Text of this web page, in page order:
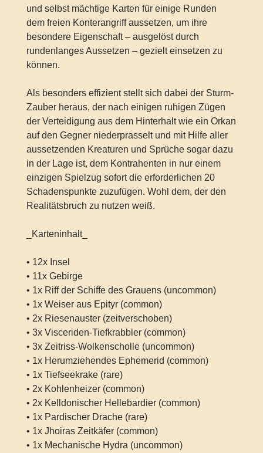
und selbst mächtige Karten für einige Runden
dem freien Konterangriff aussetzen, um ihre
besondere Eigenschaft – ausgelöst durch
rundenlanges Aussetzen – gezielt einsetzen zu
können.
Als besonders effizient stellt sich dabei der Sturm-
Zauber heraus, der nach einigen ruhigen Zügen
der Verteidigung aus dem Hinterhalt wie ein Orkan
auf den Gegner niederprasselt und mit Hilfe aller
aussetzenden Kreaturen und Sprüche sogar dazu
in der Lage ist, dem Kontrahenten in nur einem
einzigen Spielzug sofort die erforderlichen 20
Schadenspunkte zuzufügen. Wohl dem, der den
Realitätsbruch zu nutzen weiß.
_Karteninhalt_
• 12x Insel
• 11x Gebirge
• 1x Riff der Schiffe des Grauens (uncommon)
• 1x Weiser aus Epityr (common)
• 2x Riesenauster (zeitverschoben)
• 3x Visceriden-Tiefkrabbler (common)
• 3x Zeitriss-Wolkenscholle (uncommon)
• 1x Herumziehendes Ephemerid (common)
• 1x Tiefseekrake (rare)
• 2x Kohlenheizer (common)
• 2x Kelldonischer Hellebardier (common)
• 1x Pardischer Drache (rare)
• 1x Jhoiras Zeitkäfer (common)
• 1x Mechanische Hydra (uncommon)